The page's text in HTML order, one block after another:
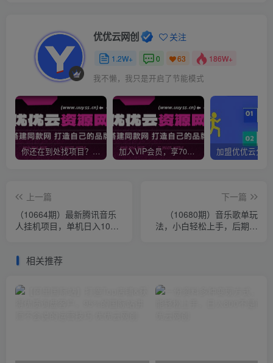
优优云网创 关注
1.2W+ 0 63 186W+
我不懒，我只是开启了节能模式
你还在到处找项目？还在当韭菜？我靠网创资源站一个月收入5万+，曾经我也是个失败者。 加入VIP会员，享70%的推广提成，免费学习多种网上创业课程，菜鸟秒变大神！
上一篇
（10664期）最新腾讯音乐
人挂机项目，单机日入100-
下一篇
（10680期）音乐歌单玩
法，小白轻松上手，后期月
相关推荐